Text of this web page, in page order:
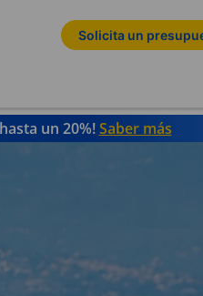
Solicita un
un 20%!Saber más